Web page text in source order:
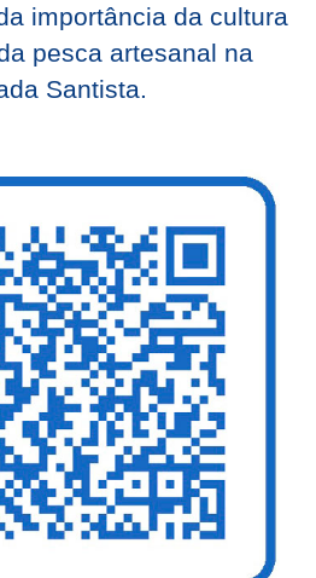
importância da cultura
pesca artesanal na
Santista.